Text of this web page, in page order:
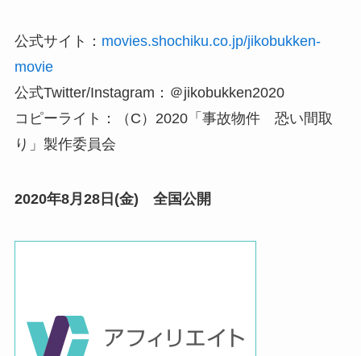
公式サイト： movies.shochiku.co.jp/jikobukken-
movie
公式Twitter/Instagram：＠jikobukken2020
コピーライト：（C）2020「事故物件 恐い間取
り」製作委員会
2020年8月28日(金) 全国公開